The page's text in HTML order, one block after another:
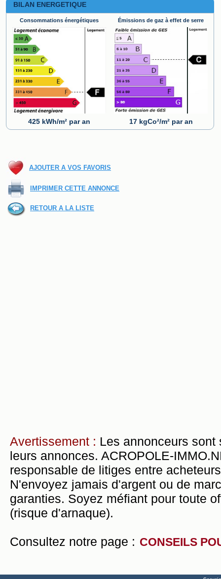
BILAN ENERGETIQUE
Consommations énergétiques Émissions de gaz à effet de serre
425 kWh/m² par an 17 kgCo²/m² par an
AJOUTER A VOS FAVORIS
IMPRIMER CETTE ANNONCE
RETOUR A LA LISTE
Avertissement : Les annonceurs
leurs annonces. ACROPOLE-
responsable de litiges entre
N'envoyez jamais d'argent ou de
garanties. Soyez méfiant pour toute
(risque d'arnaque).
Consultez notre page : CONSEILS